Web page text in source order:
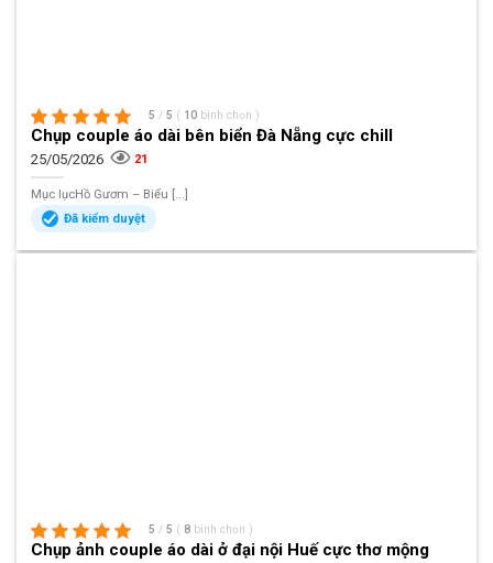
5 / 5 ( 10 bình chọn )
Chụp couple áo dài bên biển Đà Nẵng cực chill
25/05/2026 21
Mục lụcHồ Gươm – Biểu [...]
Đã kiểm duyệt
5 / 5 ( 8 bình chọn )
Chụp ảnh couple áo dài ở đại nội Huế cực thơ mộng